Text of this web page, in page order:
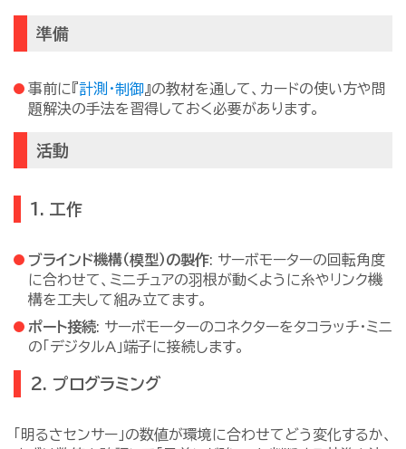
準備
事前に『計測・制御 』の教材を通して、カードの使い方や問
題解決の手法を習得しておく必要があります。
活動
1. 工作
ブラインド機構（模型）の製作: サーボモーターの回転角度
に合わせて、ミニチュアの羽根が動くように糸やリンク機
構を工夫して組み立てます。
ポート接続: サーボモーターのコネクターをタコラッチ・ミニ
の「デジタルA」端子に接続します。
2. プログラミング
「明るさセンサー」の数値が環境に合わせてどう変化するか、